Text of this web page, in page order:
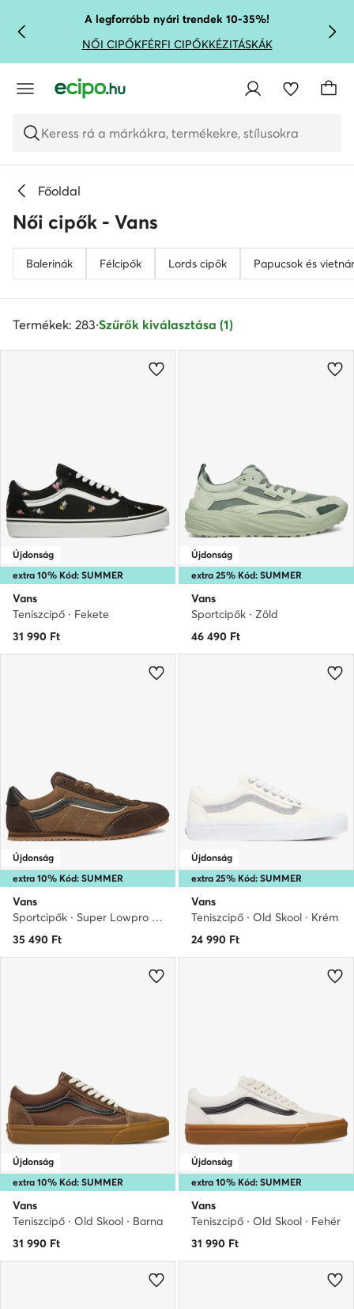
UGRÁS A FŐ TARTALOMRA
UGRÁS A KERESÉSHEZA legforróbb nyári trendek 10-35%!
NŐI CIPŐKFÉRFI CIPŐKKÉZITÁSKÁK
Keress rá a márkákra, termékekre, stílusokra
Főoldal
Női cipők - Vans
Balerinák Félcipők Lords cipők Papucsok és
Termékek: 283·Szűrők kiválasztása (1)
extra 10% Kód: SUMMER
Újdonság
Vans
Teniszcipő · Fekete
31 990 Ft
extra 25% Kód: SUMMER
Újdonság
Vans
Sportcipők · Zöld
46 490 Ft
extra 10% Kód: SUMMER
Újdonság
Vans
Sportcipők · Super Lowpro · Barna
35 490 Ft
extra 25% Kód: SUMMER
Újdonság
Vans
Teniszcipő · Old Skool · Krém
24 990 Ft
extra 10% Kód: SUMMER
Újdonság
Vans
Teniszcipő · Old Skool · Barna
31 990 Ft
extra 10% Kód: SUMMER
Újdonság
Vans
Teniszcipő · Old Skool · Fehér
31 990 Ft